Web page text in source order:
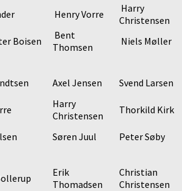
Henry Vorre
Harry
Christensen
Boisen
Bent
Thomsen
Niels Møller
Axel Jensen
Svend Larsen
Harry
Christensen
Thorkild Kirk
Søren Juul
Peter Søby
Erik
Thomadsen
Christian
Christensen